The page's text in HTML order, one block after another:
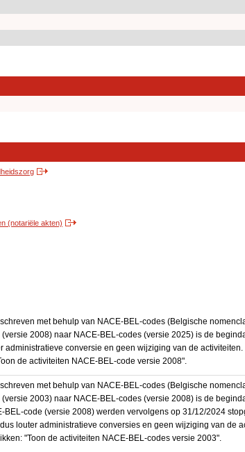
(notariële akten)
met behulp van NACE-BEL-codes (Belgische
2008) naar NACE-BEL-codes (versie 2025) is de
administratieve conversie en geen wijziging van de
de activiteiten NACE-BEL-code versie 2008".
met behulp van NACE-BEL-codes (Belgische
2003) naar NACE-BEL-codes (versie 2008) is de
BEL-code (versie 2008) werden vervolgens op 31/12/2024
louter administratieve conversies en geen wijziging van de
"Toon de activiteiten NACE-BEL-codes versie 2003".